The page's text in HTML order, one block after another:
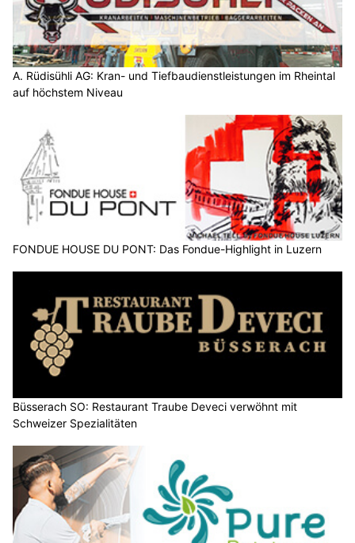
A. Rüdisühli AG: Kran- und Tiefbaudienstleistungen im Rheintal
auf höchstem Niveau
FONDUE HOUSE DU PONT: Das Fondue-Highlight in Luzern
Büsserach SO: Restaurant Traube Deveci verwöhnt mit
Schweizer Spezialitäten